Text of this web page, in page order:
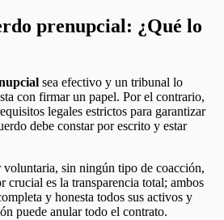
prenupcial: ¿Qué lo
sea efectivo y un tribunal lo
con firmar un papel. Por el contrario,
legales estrictos para garantizar
debe constar por escrito y estar
voluntaria, sin ningún tipo de coacción,
crucial es la transparencia total; ambos
y honesta todos sus activos y
puede anular todo el contrato.